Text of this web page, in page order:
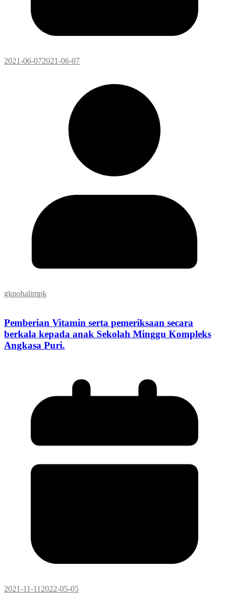
2021-06-072021-06-07
gkpohalimpk
Pemberian Vitamin serta pemeriksaan secara
berkala kepada anak Sekolah Minggu Kompleks
Angkasa Puri.
2021-11-11 2022-05-05